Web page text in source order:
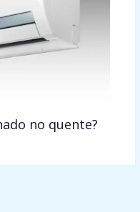
no quente?